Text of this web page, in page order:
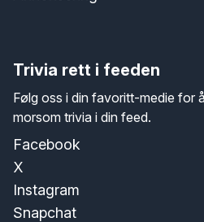
Trivia rett i feeden
Følg oss i din favoritt-medie for
morsom trivia i din feed.
Facebook
X
Instagram
Snapchat